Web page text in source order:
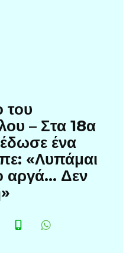
του
– Στα 18α
ένα
«Λυπάμαι
αργά… Δεν